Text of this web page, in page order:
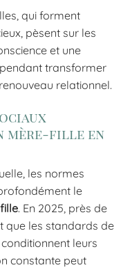
qui forment
pèsent sur les
et une
transformer
relationnel.
mère-fille en
les normes
le
. En 2025, près de
que les standards de
leurs
constante peut